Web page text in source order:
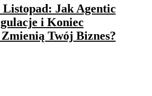
Listopad: Jak Agentic
i Koniec
Twój Biznes?